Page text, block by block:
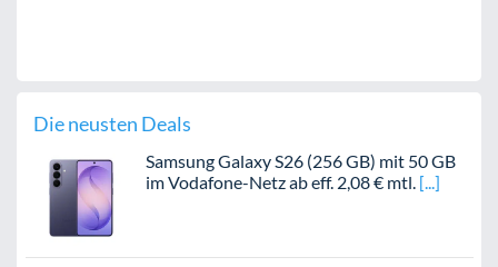
Die neusten Deals
Samsung Galaxy S26 (256 GB) mit 50 GB
im Vodafone-Netz ab eff. 2,08 € mtl.